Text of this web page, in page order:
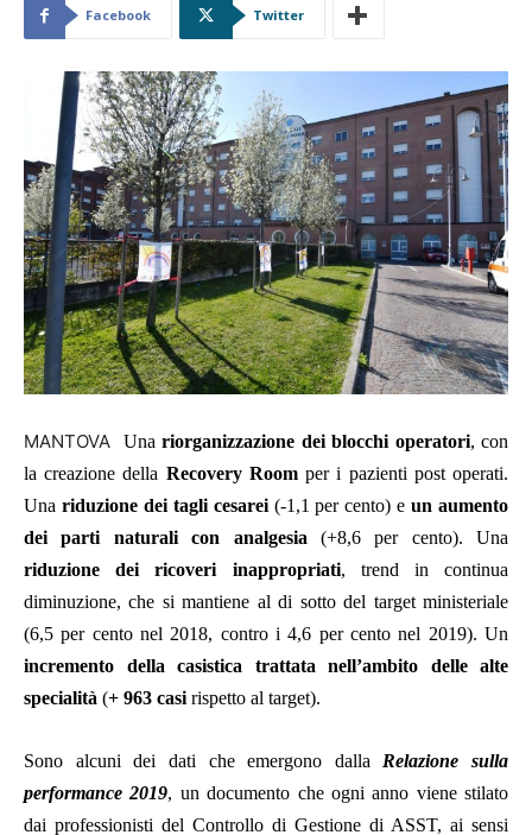
Facebook Twitter
MANTOVA Unariorganizzazione dei blocchi operatori, con
la creazione della Recovery Roomper i pazienti post operati.
Una riduzione dei tagli cesarei(-1,1 per cento) eun aumento
dei parti naturali con analgesia (+8,6 per cento). Una
riduzione dei ricoveri inappropriati, trend in continua
diminuzione, che si mantiene al di sotto del target ministeriale
(6,5 per cento nel 2018, contro i 4,6 per cento nel 2019). Un
incremento della casistica trattata nell’ambito delle alte
specialità (+ 963 casi rispetto al target).
Sono alcuni dei dati che emergono dalla Relazione sulla
performance 2019, un documento che ogni anno viene stilato
dai professionisti del Controllo di Gestione di ASST, ai sensi